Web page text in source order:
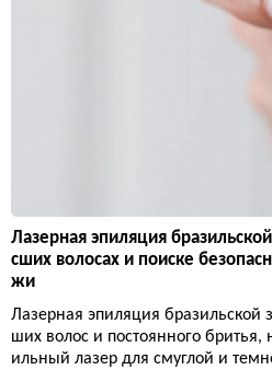
Лазерная эпиляция
сших волосах и поиске
жи
Лазерная эпиляция бразильской
ших волос и постоянного
ильный лазер для смуглой и